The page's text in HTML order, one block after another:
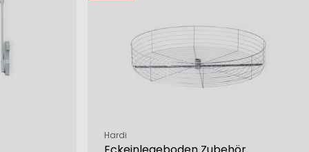
Verkäufer:
Hardi